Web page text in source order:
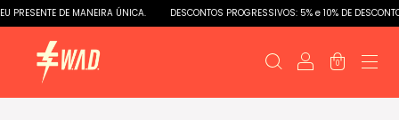
PRESENTE DE MANEIRA ÚNICA. DESCONTOS PROGRESSIVOS: 5% e 10% DE
0